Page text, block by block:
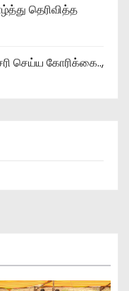
தெரிவித்த
செய்ய கோரிக்கை..,